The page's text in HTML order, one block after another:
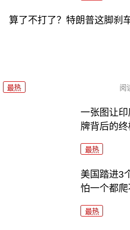
算了不打了？特朗普这脚刹
最热 阅
一张图让
牌背后的终
最热
美国踏进3
怕一个都爬
最热